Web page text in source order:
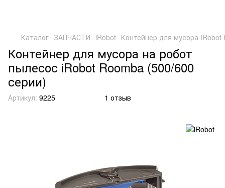
Каталог ЗАПЧАСТИ iRobot Контейнер для мусора IRobot
Контейнер для мусора на робот
пылесос iRobot Roomba (500/600
серии)
Артикул: 9225 1 отзыв